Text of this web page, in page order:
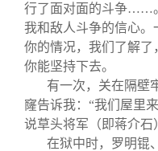
行了面对面的斗争……
我和敌人斗争的信心。
你的情况，我们了解了
你能坚持下去。
有一次，关在隔壁
窿告诉我：“我们屋里
说草头将军（即蒋介石
在狱中时，罗明锟